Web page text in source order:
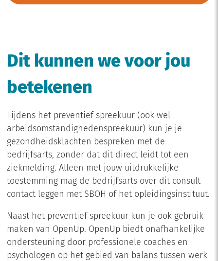
Dit kunnen we voor jou
betekenen
Tijdens het preventief spreekuur (ook wel
arbeidsomstandighedenspreekuur) kun je je
gezondheidsklachten bespreken met de
bedrijfsarts, zonder dat dit direct leidt tot een
ziekmelding. Alleen met jouw uitdrukkelijke
toestemming mag de bedrijfsarts over dit consult
contact leggen met SBOH of het opleidingsinstituut.
Naast het preventief spreekuur kun je ook gebruik
maken van OpenUp. OpenUp biedt onafhankelijke
ondersteuning door professionele coaches en
psychologen op het gebied van balans tussen werk